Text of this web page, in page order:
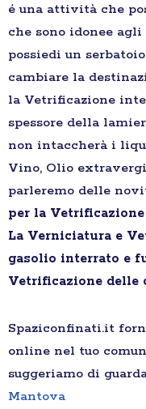
é una attività che
che sono idonee
possiedi un
cambiare la
la Vetrificazione
spessore della
non intaccherà i
Vino, Olio
parleremo delle
per la
La Verniciatura e
gasolio interrato e
Vetrificazione delle
Spaziconfinati.it
online nel tuo
suggeriamo di
Mantova